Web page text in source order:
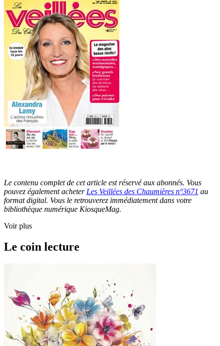
Le contenu complet de cet article est réservé aux abonnés. Vous
pouvez également acheter Les Veillées des Chaumières n°3671 au
format digital. Vous le retrouverez immédiatement dans votre
bibliothèque numérique KiosqueMag.
Voir plus
Le coin lecture